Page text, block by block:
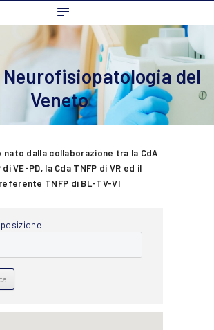
del
Veneto
dalla collaborazione tra la CdA
di VE-PD, la Cda TNFP di VR ed il
referente TNFP di BL-TV-VI